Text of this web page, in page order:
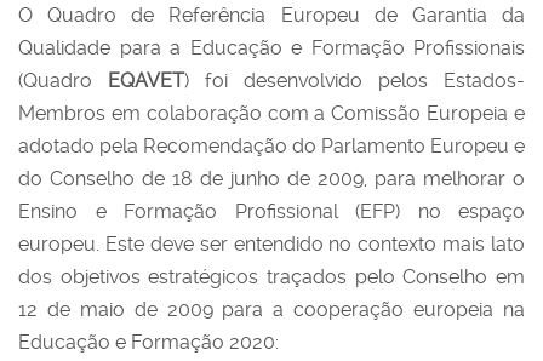
O Quadro de Referência Europeu de Garantia da
Qualidade para a Educação e Formação Profissionais
(Quadro
EQAVET) foi desenvolvido pelos Estados-
Membros em colaboração com a Comissão Europeia e
adotado pela Recomendação do Parlamento Europeu e
do Conselho de 18 de junho de 2009, para melhorar o
Ensino e Formação Profissional (EFP) no espaço
europeu. Este deve ser entendido no contexto mais lato
dos objetivos estratégicos traçados pelo Conselho em
12 de maio de 2009 para a cooperação europeia na
Educação e Formação 2020: